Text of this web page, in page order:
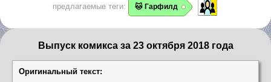
предлагаемые теги: 🐱 Гарфилд
Выпуск комикса за 23 октября 2018 года
Оригинальный текст: